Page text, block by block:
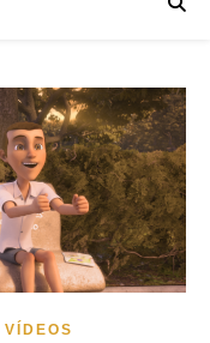
VÍDEOS